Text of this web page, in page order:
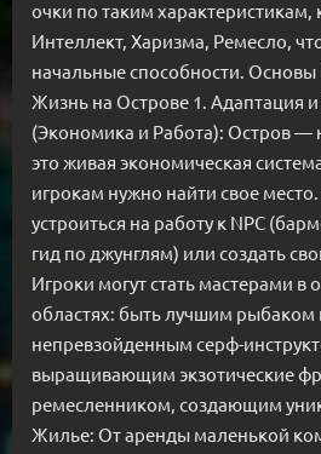
очки по таким характеристикам,
Интеллект, Харизма, Ремесло,
начальные способности. Основы
Жизнь на Острове 1. Адаптация
(Экономика и Работа): Остров —
это живая экономическая
игрокам нужно найти свое
устроиться на работу к NPC
гид по джунглям) или создать
Игроки могут стать мастерами в
областях: быть лучшим рыбаком
непревзойденным серф-
выращивающим экзотические
ремесленником, создающим
Жилье: От аренды маленькой